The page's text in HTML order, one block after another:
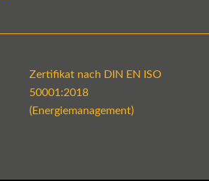
Zertifikat nach DIN EN ISO
50001:2018
(Energiemanagement)